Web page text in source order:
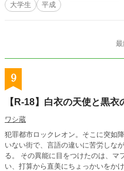
大学生
平成
9
【R-18】白衣の天使と黒衣
ワシ蔵
犯罪都市ロックレオン。そこに突如
いない街で、言語の違いに苦労しな
る。 その異能に目をつけたのは、マ
い、打算から直美にちょっかいをかける。 正体不明の白衣（しろぎぬ